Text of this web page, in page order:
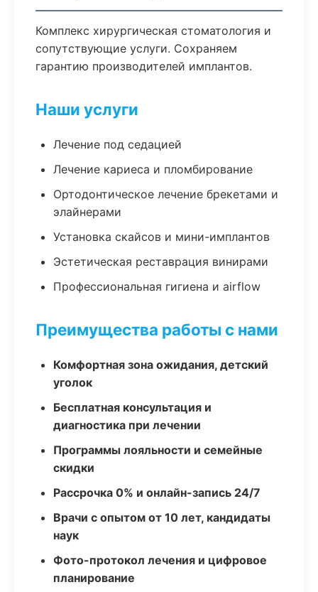
Комплекс хирургическая стоматология и
сопутствующие услуги. Сохраняем
гарантию производителей имплантов.
Наши услуги
Лечение под седацией
Лечение кариеса и пломбирование
Ортодонтическое лечение брекетами и
элайнерами
Установка скайсов и мини-имплантов
Эстетическая реставрация винирами
Профессиональная гигиена и airflow
Преимущества работы с нами
Комфортная зона ожидания, детский
уголок
Бесплатная консультация и
диагностика при лечении
Программы лояльности и семейные
скидки
Рассрочка 0% и онлайн-запись 24/7
Врачи с опытом от 10 лет, кандидаты
наук
Фото-протокол лечения и цифровое
планирование